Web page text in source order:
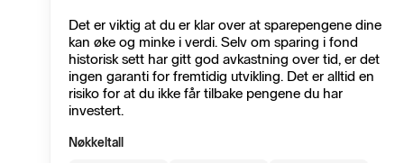
Det er viktig at du er klar over at sparepengene dine
kan øke og minke i verdi. Selv om sparing i fond
historisk sett har gitt god avkastning over tid, er det
ingen garanti for fremtidig utvikling. Det er alltid en
risiko for at du ikke får tilbake pengene du har
investert.
Nøkkeltall